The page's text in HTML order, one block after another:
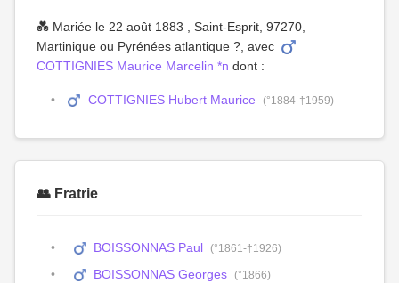
💑 Mariée le 22 août 1883 , Saint-Esprit, 97270,
Martinique ou Pyrénées atlantique ?, avec
COTTIGNIES Maurice Marcelin *n dont :
COTTIGNIES Hubert Maurice (°1884-†1959)
👥 Fratrie
BOISSONNAS Paul (°1861-†1926)
BOISSONNAS Georges (°1866)